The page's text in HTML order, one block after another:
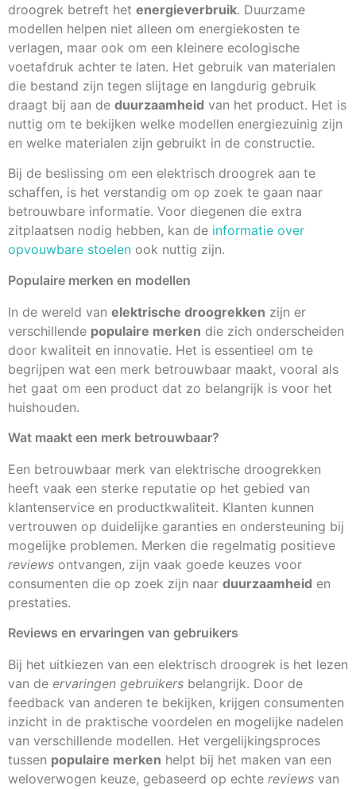
droogrek betreft het energieverbruik. Duurzame
modellen helpen niet alleen om energiekosten te
verlagen, maar ook om een kleinere ecologische
voetafdruk achter te laten. Het gebruik van materialen
die bestand zijn tegen slijtage en langdurig gebruik
draagt bij aan de duurzaamheid van het product. Het is
nuttig om te bekijken welke modellen energiezuinig zijn
en welke materialen zijn gebruikt in de constructie.
Bij de beslissing om een elektrisch droogrek aan te
schaffen, is het verstandig om op zoek te gaan naar
betrouwbare informatie. Voor diegenen die extra
zitplaatsen nodig hebben, kan de informatie over
opvouwbare stoelen ook nuttig zijn.
Populaire merken en modellen
In de wereld van elektrische droogrekken zijn er
verschillende populaire merken die zich onderscheiden
door kwaliteit en innovatie. Het is essentieel om te
begrijpen wat een merk betrouwbaar maakt, vooral als
het gaat om een product dat zo belangrijk is voor het
huishouden.
Wat maakt een merk betrouwbaar?
Een betrouwbaar merk van elektrische droogrekken
heeft vaak een sterke reputatie op het gebied van
klantenservice en productkwaliteit. Klanten kunnen
vertrouwen op duidelijke garanties en ondersteuning bij
mogelijke problemen. Merken die regelmatig positieve
reviews ontvangen, zijn vaak goede keuzes voor
consumenten die op zoek zijn naar duurzaamheid en
prestaties.
Reviews en ervaringen van gebruikers
Bij het uitkiezen van een elektrisch droogrek is het lezen
van de ervaringen gebruikers belangrijk. Door de
feedback van anderen te bekijken, krijgen consumenten
inzicht in de praktische voordelen en mogelijke nadelen
van verschillende modellen. Het vergelijkingsproces
tussen populaire merken helpt bij het maken van een
weloverwogen keuze, gebaseerd op echte reviews van